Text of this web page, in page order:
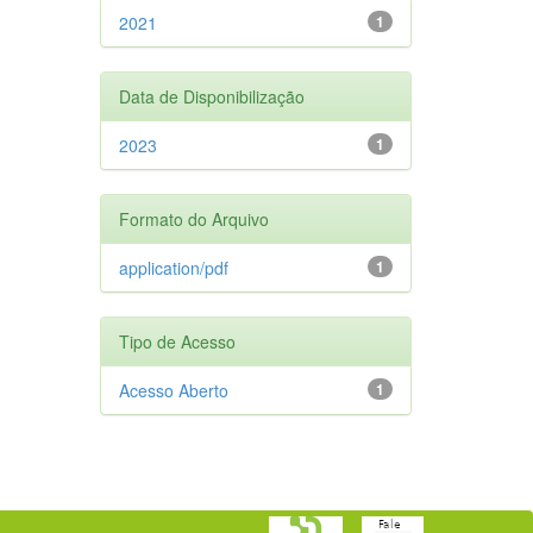
1
2021
Data de Disponibilização
1
2023
Formato do Arquivo
1
application/pdf
Tipo de Acesso
1
Acesso Aberto